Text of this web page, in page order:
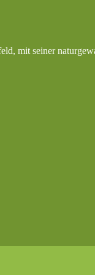
mit seiner